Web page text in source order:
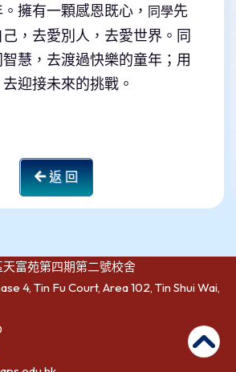
擁有一顆感恩既心， 同學先
，去愛別人，去愛世界。同
慧，去渡過快樂的童年；用
去迎接未來的挑戰。
返 回
富苑第四期第二號校舍
4, Tin Fu Court, Area 102, Tin Shui Wai,